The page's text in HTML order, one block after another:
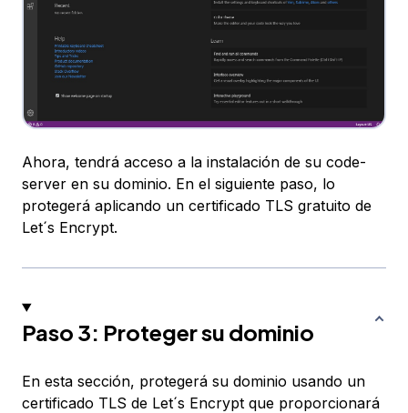
Ahora, tendrá acceso a la instalación de su code-
server en su dominio. En el siguiente paso, lo
protegerá aplicando un certificado TLS gratuito de
Let´s Encrypt.
Paso 3: Proteger su dominio
En esta sección, protegerá su dominio usando un
certificado TLS de Let´s Encrypt que proporcionará